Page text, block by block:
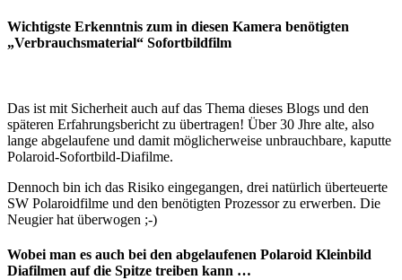
Wichtigste Erkenntnis zum in diesen Kamera benötigten
„Verbrauchsmaterial“ Sofortbildfilm
Das ist mit Sicherheit auch auf das Thema dieses Blogs und den
späteren Erfahrungsbericht zu übertragen! Über 30 Jhre alte, also
lange abgelaufene und damit möglicherweise unbrauchbare, kaputte
Polaroid-Sofortbild-Diafilme.
Dennoch bin ich das Risiko eingegangen, drei natürlich überteuerte
SW Polaroidfilme und den benötigten Prozessor zu erwerben. Die
Neugier hat überwogen ;-)
Wobei man es auch bei den abgelaufenen Polaroid Kleinbild
Diafilmen auf die Spitze treiben kann …